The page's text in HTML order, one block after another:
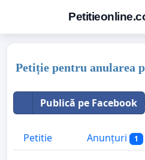
Petiție pentru anularea
Publică pe Facebook
Petitie Anunțuri 1